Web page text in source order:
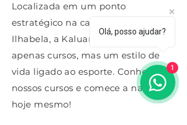
Localizada em um ponto
estratégico na capital paulista e na
Ilhabela, a Kaluanã promove não
apenas cursos, mas um estilo de
vida ligado ao esporte. Conheça
nossos cursos e comece a navegar
hoje mesmo!
Olá, posso ajudar?
1